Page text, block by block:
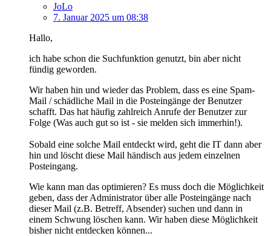
JoLo
7. Januar 2025 um 08:38
Hallo,
ich habe schon die Suchfunktion genutzt, bin aber nicht
fündig geworden.
Wir haben hin und wieder das Problem, dass es eine Spam-
Mail / schädliche Mail in die Posteingänge der Benutzer
schafft. Das hat häufig zahlreich Anrufe der Benutzer zur
Folge (Was auch gut so ist - sie melden sich immerhin!).
Sobald eine solche Mail entdeckt wird, geht die IT dann aber
hin und löscht diese Mail händisch aus jedem einzelnen
Posteingang.
Wie kann man das optimieren? Es muss doch die Möglichkeit
geben, dass der Administrator über alle Posteingänge nach
dieser Mail (z.B. Betreff, Absender) suchen und dann in
einem Schwung löschen kann. Wir haben diese Möglichkeit
bisher nicht entdecken können...